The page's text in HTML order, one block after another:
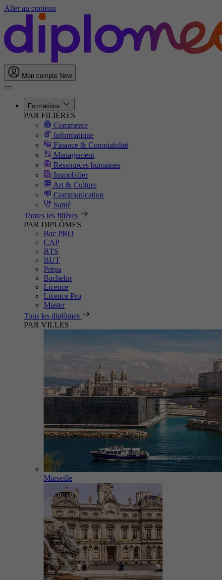
Aller au contenu
Mon compte New
Formations
PAR FILIÈRES
Commerce
Informatique
Finance & Comptabilité
Management
Ressources humaines
Immobilier
Art & Culture
Communication
Santé
Toutes les filières
PAR DIPLÔMES
Bac PRO
CAP
BTS
BUT
Prépa
Bachelor
Licence
Licence Pro
Master
Tous les diplômes
PAR VILLES
Marseille